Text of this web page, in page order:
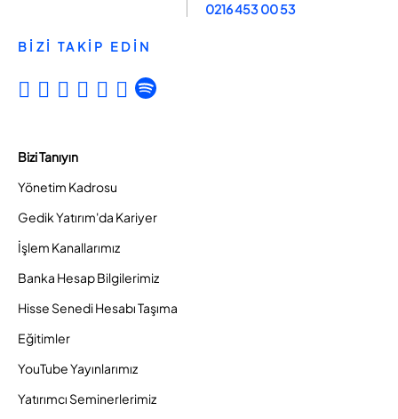
0216 453 00 53
BİZİ TAKİP EDİN
Bizi Tanıyın
Yönetim Kadrosu
Gedik Yatırım'da Kariyer
İşlem Kanallarımız
Banka Hesap Bilgilerimiz
Hisse Senedi Hesabı Taşıma
Eğitimler
YouTube Yayınlarımız
Yatırımcı Seminerlerimiz